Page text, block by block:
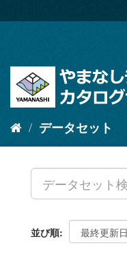
キ
データセット
並び順